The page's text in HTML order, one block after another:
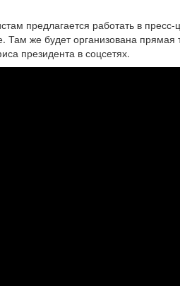
предлагается работать в
Там же будет организована
президента в соцсетях.